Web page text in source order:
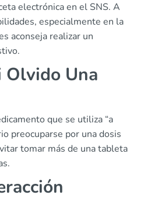
electrónica en el SNS. A
especialmente en la
aconseja realizar un
Olvido Una
que se utiliza “a
preocuparse por una dosis
tomar más de una tableta